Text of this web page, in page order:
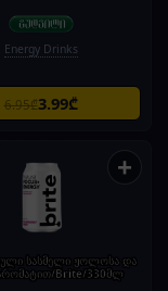
Energy Drinks
6.95₾3.99₾
+
სასმელი ჟოლოსა და
Brite/330მლ